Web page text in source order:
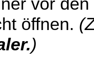
öffnen.
)